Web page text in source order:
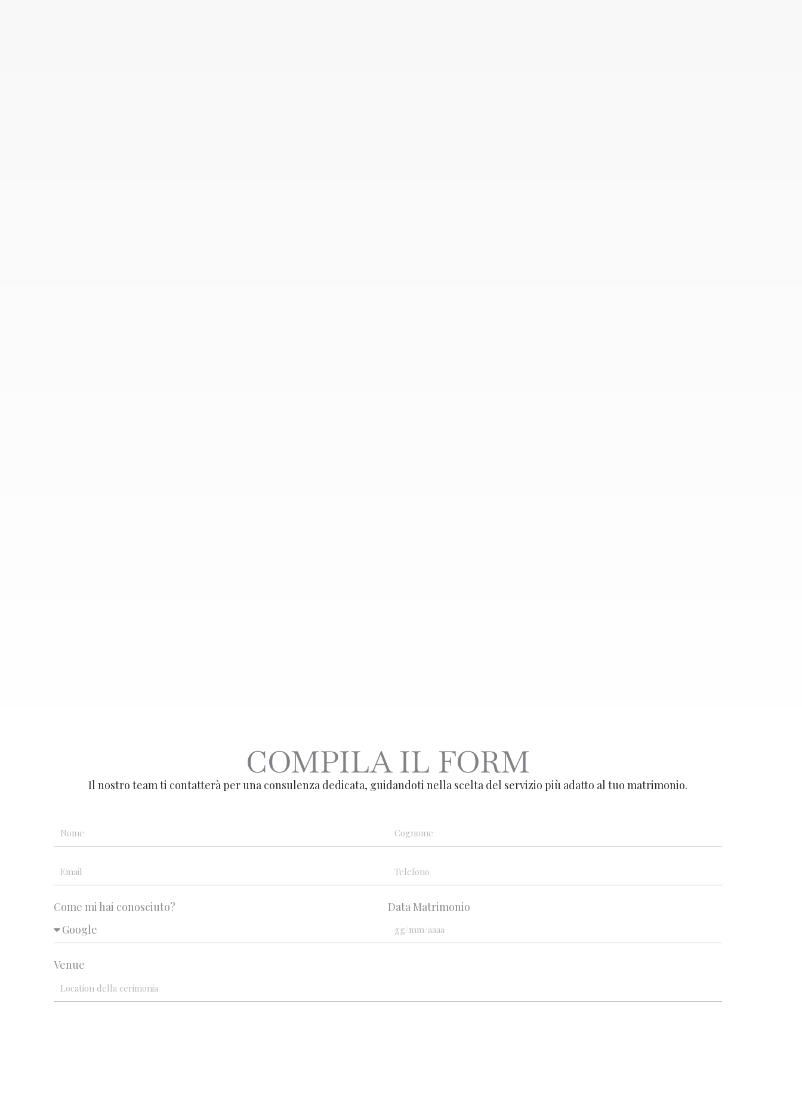
COMPILA IL FORM
Il nostro team ti contatterà per una consulenza dedicata, guidandoti nella scelta del servizio più adatto al tuo matrimonio.
Come mi hai conosciuto? Data Matrimonio
Venue